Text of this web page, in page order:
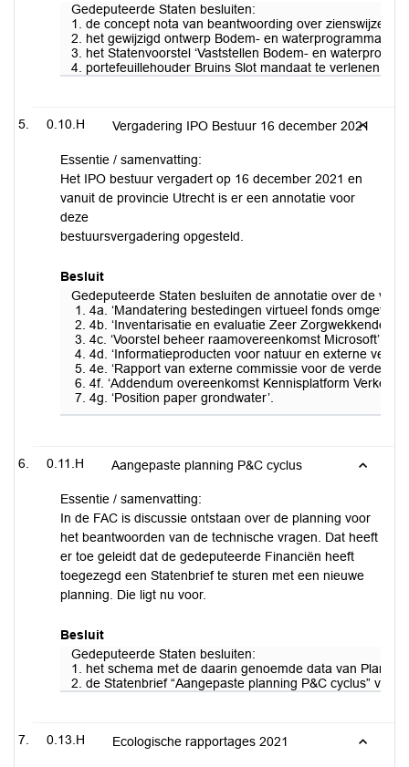
Gedeputeerde Staten besluiten:
1. de concept nota van beantwoording over zienswijzen
2. het gewijzigd ontwerp Bodem- en waterprogramma
3. het Statenvoorstel ‘Vaststellen Bodem- en
4. portefeuillehouder Bruins Slot mandaat te verlenen tot
0.10.H Vergadering IPO Bestuur 16 december 2021
Essentie / samenvatting:
Het IPO bestuur vergadert op 16 december 2021 en
vanuit de provincie Utrecht is er een annotatie voor
deze
bestuursvergadering opgesteld.
Besluit
Gedeputeerde Staten besluiten de annotatie over de
4a. ‘Mandatering bestedingen virtueel fonds
4b. ‘Inventarisatie en evaluatie Zeer Zorgwekkende
4c. ‘Voorstel beheer raamovereenkomst Microsoft’,
4d. ‘Informatieproducten voor natuur en externe
4e. ‘Rapport van externe commissie voor de verdeling
4f. ‘Addendum overeenkomst Kennisplatform Verkeer
4g. ‘Position paper grondwater’.
0.11.H Aangepaste planning P&C cyclus
Essentie / samenvatting:
In de FAC is discussie ontstaan over de planning voor
het beantwoorden van de technische vragen. Dat heeft
er toe geleidt dat de gedeputeerde Financiën heeft
toegezegd een Statenbrief te sturen met een nieuwe
planning. Die ligt nu voor.
Besluit
Gedeputeerde Staten besluiten:
1. het schema met de daarin genoemde data van
2. de Statenbrief “Aangepaste planning P&C cyclus”
0.13.H Ecologische rapportages 2021